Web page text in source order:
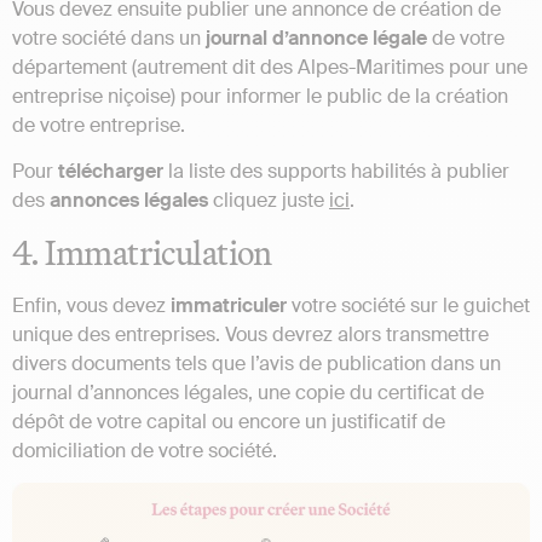
Vous devez ensuite publier une annonce de création de
votre société dans un journal d’annonce légalede votre
département (autrement dit des Alpes-Maritimes pour une
entreprise niçoise) pour informer le public de la création
de votre entreprise.
Pourtélécharger la liste des supports habilités à publier
desannonces légalescliquez juste ici.
4. Immatriculation
Enfin, vous devez immatriculervotre société sur le guichet
unique des entreprises. Vous devrez alors transmettre
divers documents tels que l’avis de publication dans un
journal d’annonces légales, une copie du certificat de
dépôt de votre capital ou encore un justificatif de
domiciliation de votre société.